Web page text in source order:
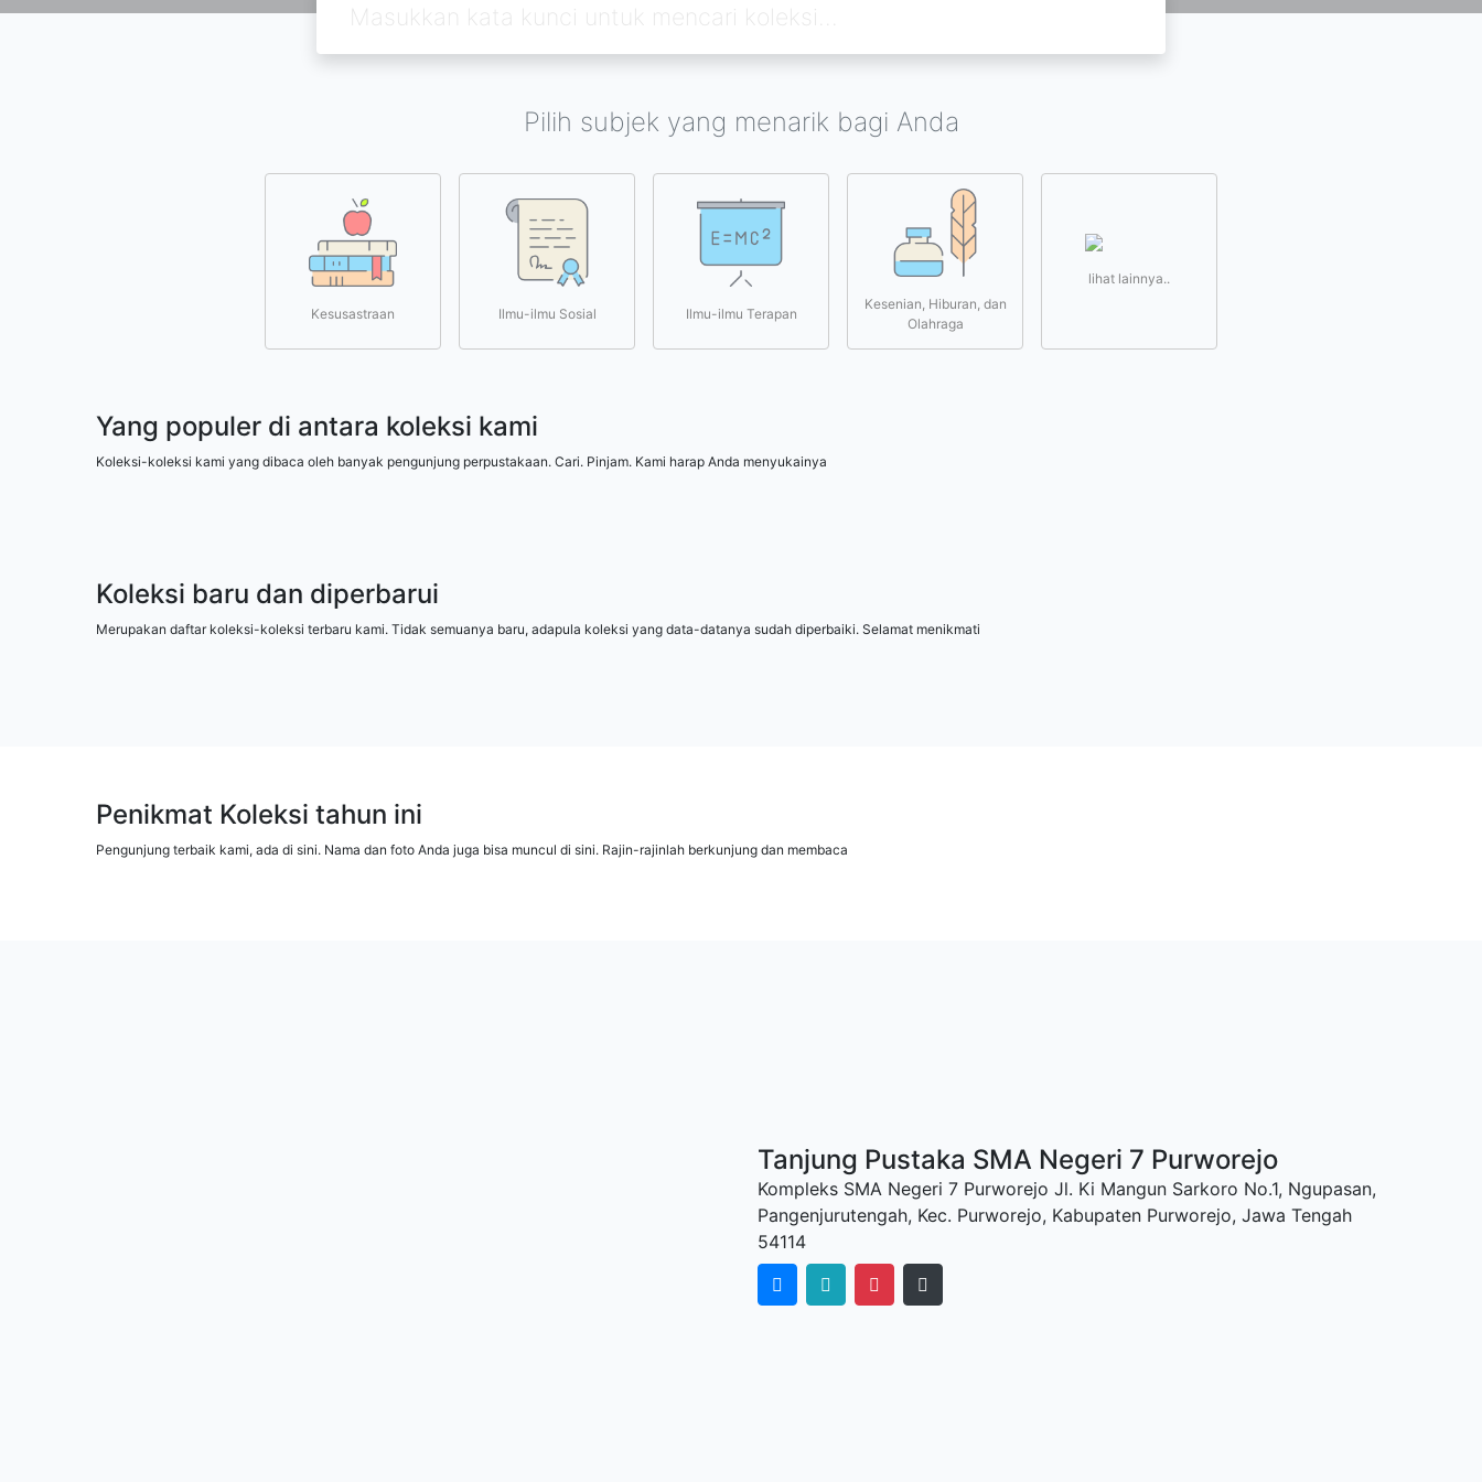
Pilih subjek yang menarik bagi Anda
Kesusastraan Ilmu-ilmu Sosial Ilmu-ilmu Terapan
Kesenian, Hiburan, dan
Olahraga
lihat lainnya..
Yang populer di antara koleksi kami
Koleksi-koleksi kami yang dibaca oleh banyak pengunjung perpustakaan. Cari. Pinjam. Kami harap Anda menyukainya
Koleksi baru dan diperbarui
Merupakan daftar koleksi-koleksi terbaru kami. Tidak semuanya baru, adapula koleksi yang data-datanya sudah diperbaiki. Selamat menikmati
Penikmat Koleksi tahun ini
Pengunjung terbaik kami, ada di sini. Nama dan foto Anda juga bisa muncul di sini. Rajin-rajinlah berkunjung dan membaca
Tanjung Pustaka SMA Negeri 7 Purworejo
Kompleks SMA Negeri 7 Purworejo Jl. Ki Mangun Sarkoro No.1, Ngupasan,
Pangenjurutengah, Kec. Purworejo, Kabupaten Purworejo, Jawa Tengah
54114